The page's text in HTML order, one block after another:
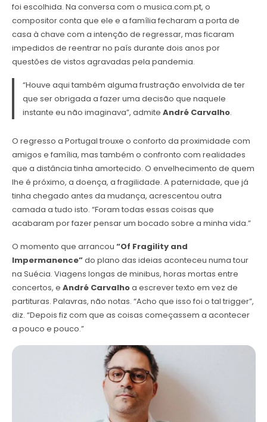
foi escolhida. Na conversa com o musica.com.pt, o
compositor conta que ele e a família fecharam a porta de
casa à chave com a intenção de regressar, mas ficaram
impedidos de reentrar no país durante dois anos por
questões de vistos agravadas pela pandemia.
“Houve aqui também alguma frustração envolvida de ter
que ser obrigada a fazer uma decisão que naquele
instante eu não imaginava”, admite André Carvalho.
O regresso a Portugal trouxe o conforto da proximidade com
amigos e família, mas também o confronto com realidades
que a distância tinha amortecido. O envelhecimento de quem
lhe é próximo, a doença, a fragilidade. A paternidade, que já
tinha chegado antes da mudança, acrescentou outra
camada a tudo isto. “Foram todas essas coisas que
acabaram por fazer pensar um bocado sobre a minha vida.”
O momento que arrancou “Of Fragility and
Impermanence”do plano das ideias aconteceu numa tour
na Suécia. Viagens longas de minibus, horas mortas entre
concertos, e André Carvalhoa escrever texto em vez de
partituras. Palavras, não notas. “Acho que isso foi o tal trigger”,
diz. “Depois fiz com que as coisas começassem a acontecer
a pouco e pouco.”